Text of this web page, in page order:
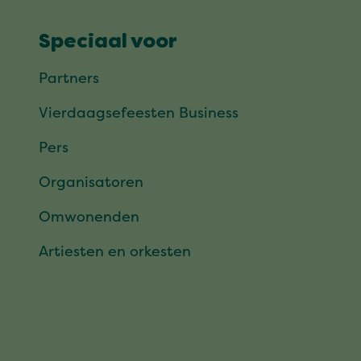
Speciaal voor
Partners
Vierdaagsefeesten Business
Pers
Organisatoren
Omwonenden
Artiesten en orkesten